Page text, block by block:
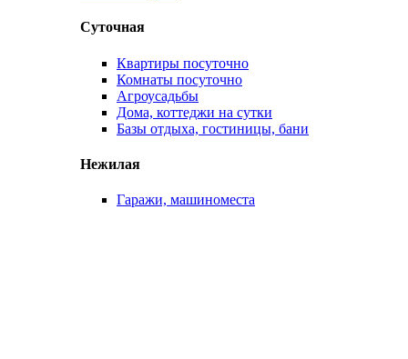
Суточная
Квартиры посуточно
Комнаты посуточно
Агроусадьбы
Дома, коттеджи на сутки
Базы отдыха, гостиницы, бани
Нежилая
Гаражи, машиноместа